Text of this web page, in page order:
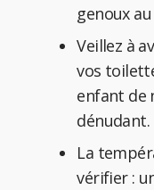
genoux
Veillez à
vos
enfant de
dénudant.
La
vérifier :